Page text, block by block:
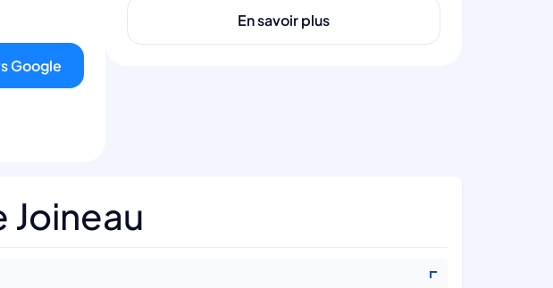
Google
En savoir plus